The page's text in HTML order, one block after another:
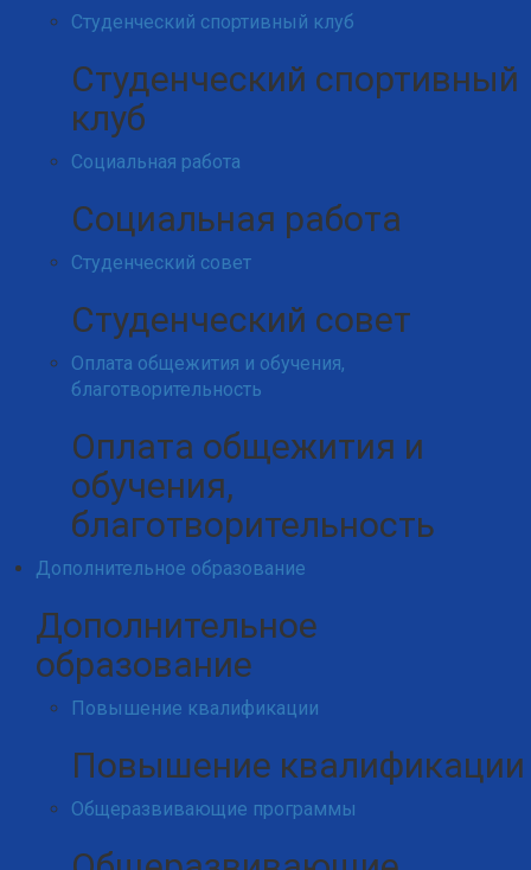
Студенческий спортивный клуб
Студенческий спортивный
клуб
Социальная работа
Социальная работа
Студенческий совет
Студенческий совет
Оплата общежития и обучения,
благотворительность
Оплата общежития и
обучения,
благотворительность
Дополнительное образование
Дополнительное
образование
Повышение квалификации
Повышение квалификации
Общеразвивающие программы